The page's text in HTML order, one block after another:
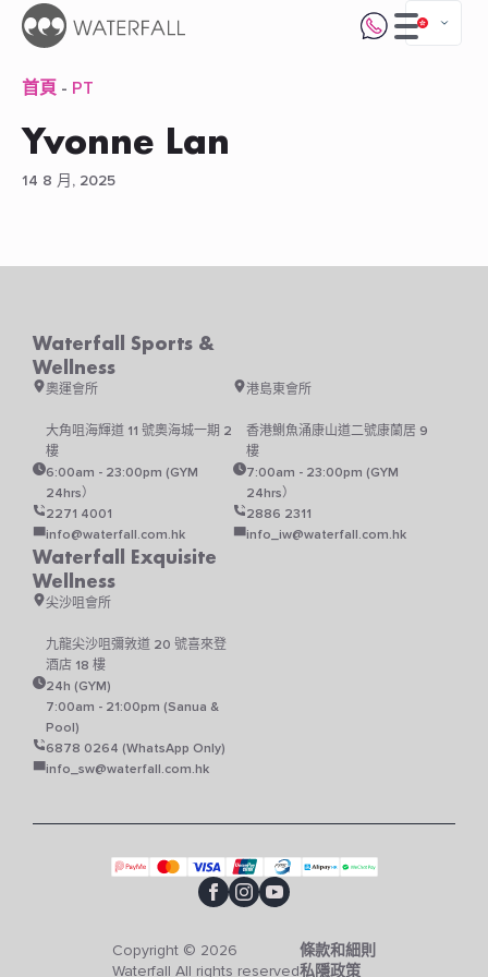
首頁 - PT
Yvonne Lan
14 8 月, 2025
Waterfall Sports &
Wellness
奧運會所
大角咀海輝道 11 號奧海城一期 2
樓
6:00am - 23:00pm (GYM
24hrs）
2271 4001
info@waterfall.com.hk
港島東會所
香港鰂魚涌康山道二號康蘭居 9
樓
7:00am - 23:00pm (GYM
24hrs）
2886 2311
info_iw@waterfall.com.hk
Waterfall Exquisite
Wellness
尖沙咀會所
九龍尖沙咀彌敦道 20 號喜來登
酒店 18 樓
24h (GYM)
7:00am - 21:00pm (Sanua &
Pool)
6878 0264 (WhatsApp Only)
info_sw@waterfall.com.hk
Copyright © 2026
Waterfall All rights reserved
條款和細則
私隱政策